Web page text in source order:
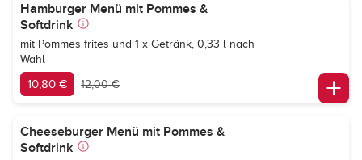
Hamburger Menü mit Pommes &
Softdrink
mit Pommes frites und 1 x Getränk, 0,33 l nach
Wahl
10,80 € 12,00 €
Cheeseburger Menü mit Pommes &
Softdrink